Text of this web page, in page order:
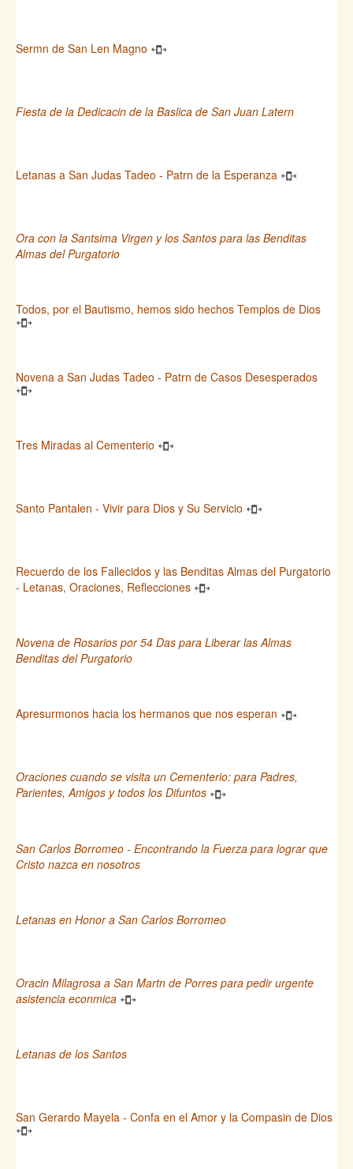
Sermn de San Len Magno
Fiesta de la Dedicacin de la Baslica de San Juan Latern
Letanas a San Judas Tadeo - Patrn de la Esperanza
Ora con la Santsima Virgen y los Santos para las Benditas
Almas del Purgatorio
Todos, por el Bautismo, hemos sido hechos Templos de Dios
Novena a San Judas Tadeo - Patrn de Casos Desesperados
Tres Miradas al Cementerio
Santo Pantalen - Vivir para Dios y Su Servicio
Recuerdo de los Fallecidos y las Benditas Almas del Purgatorio
- Letanas, Oraciones, Reflecciones
Novena de Rosarios por 54 Das para Liberar las Almas
Benditas del Purgatorio
Apresurmonos hacia los hermanos que nos esperan
Oraciones cuando se visita un Cementerio: para Padres,
Parientes, Amigos y todos los Difuntos
San Carlos Borromeo - Encontrando la Fuerza para lograr que
Cristo nazca en nosotros
Letanas en Honor a San Carlos Borromeo
Oracin Milagrosa a San Martn de Porres para pedir urgente
asistencia econmica
Letanas de los Santos
San Gerardo Mayela - Confa en el Amor y la Compasin de Dios